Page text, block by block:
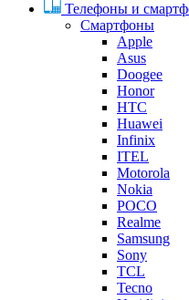
Телефоны и
Смартфоны
Apple
Asus
Doogee
Honor
HTC
Huawei
Infinix
ITEL
Motorola
Nokia
POCO
Realme
Samsung
Sony
TCL
Tecno